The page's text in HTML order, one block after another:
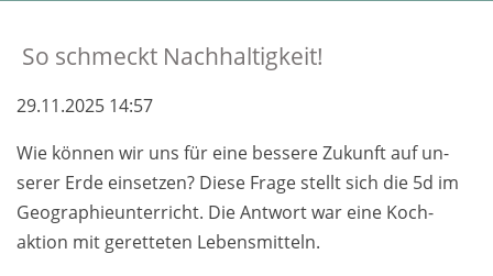
So schmeckt Nach­haltig­keit!
29.11.2025 14:57
Wie kön­nen wir uns für eine bes­sere Zu­kunft auf un­
serer Erde ein­setzen? Diese Frage stellt sich die 5d im
Geo­graphie­unter­richt. Die Ant­wort war eine Koch­
aktion mit geret­teten Lebens­mitteln.